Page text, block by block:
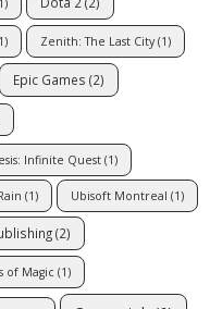
Zenith: The Last City(1)
Epic Games (2)
Infinite Quest (1)
(1) Ubisoft Montreal (1)
(2)
of Magic (1)